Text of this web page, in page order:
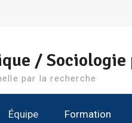
/
par la recherche
Équipe Formation